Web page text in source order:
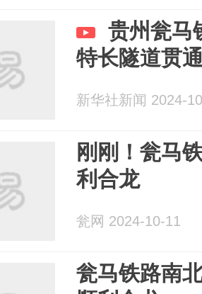
贵州瓮马
特长隧道贯
新华社新闻 2024-
刚刚！瓮马
利合龙
瓮网 2024-10-11
瓮马铁路南